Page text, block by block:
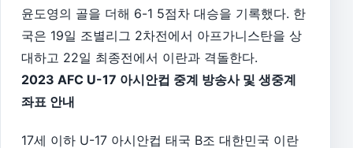
윤도영의 골을 더해 6-1 5점차 대승을 기록했다. 한
국은 19일 조별리그 2차전에서 아프가니스탄을 상
대하고 22일 최종전에서 이란과 격돌한다.
2023 AFC U-17 아시안컵 중계 방송사 및 생중계
좌표 안내
17세 이하 U-17 아시안컵 태국 B조 대한민국 이란